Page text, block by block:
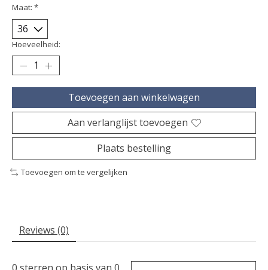
Maat: *
Hoeveelheid:
Toevoegen aan winkelwagen
Aan verlanglijst toevoegen
Plaats bestelling
Toevoegen om te vergelijken
Reviews (0)